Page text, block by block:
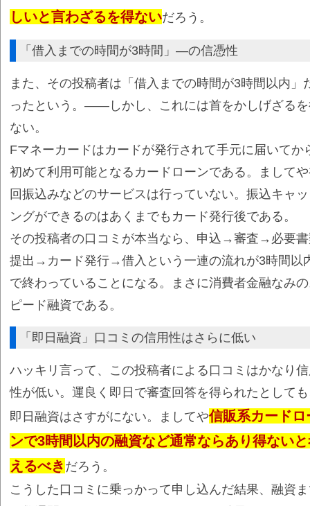
しいと言わざるを得ないだろう。
「借入までの時間が3時間」―の信憑性
また、その投稿者は「借入までの時間が3時間以内」
ったという。――しかし、これには首をかしげざる
ない。
Fマネーカードはカードが発行されて手元に届いてか
初めて利用可能となるカードローンである。まして
回振込みなどのサービスは行っていない。振込キャ
ングができるのはあくまでもカード発行後である。
その投稿者の口コミが本当なら、申込→審査→必要
提出→カード発行→借入という一連の流れが3時間以
で終わっていることになる。まさに消費者金融なみ
ピード融資である。
「即日融資」口コミの信用性はさらに低い
ハッキリ言って、この投稿者による口コミはかなり
性が低い。運良く即日で審査回答を得られたとして
即日融資はさすがにない。ましてや信販系カードロ
ンで3時間以内の融資など通常ならあり得ない
えるべき だろう。
こうした口コミに乗っかって申し込んだ結果、融資